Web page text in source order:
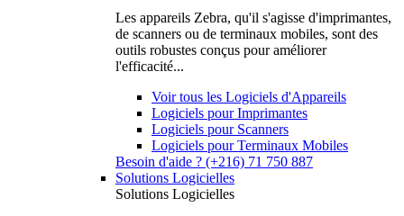
Les appareils Zebra, qu'il s'agisse d'imprimantes,
de scanners ou de terminaux mobiles, sont des
outils robustes conçus pour améliorer
l'efficacité...
Voir tous les Logiciels d'Appareils
Logiciels pour Imprimantes
Logiciels pour Scanners
Logiciels pour Terminaux Mobiles
Besoin d'aide ? (+216) 71 750 887
Solutions Logicielles
Solutions Logicielles